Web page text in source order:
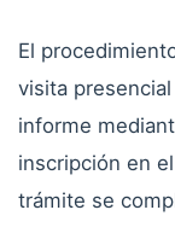
El
visita
informe
inscripción en
trámite se